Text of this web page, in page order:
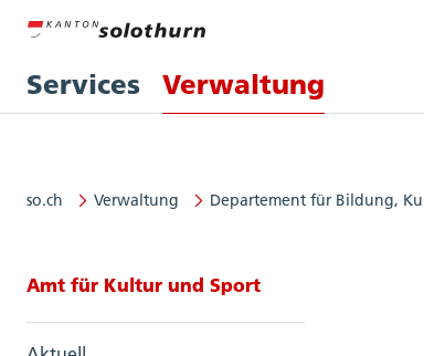
Services Verwaltung
so.ch Verwaltung Departement für Bildung,
Seitennavigation: Amt für
Amt für Kultur und Sport